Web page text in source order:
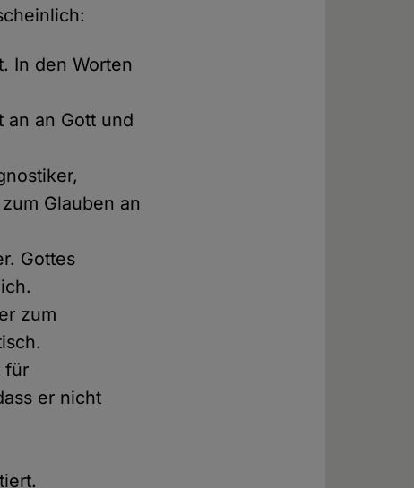
In den Worten
an an Gott und
Glauben an
Gottes
zum
für
er nicht